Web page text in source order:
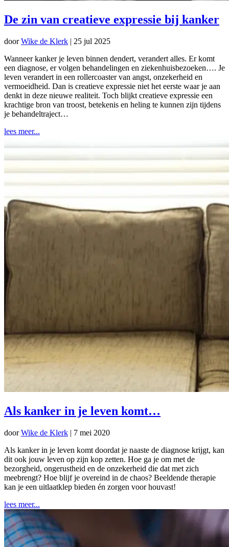
De zin van creatieve expressie bij kanker
doorWike de Klerk | 25 jul 2025
Wanneer kanker je leven binnen dendert, verandert alles. Er komt
een diagnose, er volgen behandelingen en ziekenhuisbezoeken…. Je
leven verandert in een rollercoaster van angst, onzekerheid en
vermoeidheid. Dan is creatieve expressie niet het eerste waar je aan
denkt in deze nieuwe realiteit. Toch blijkt creatieve expressie een
krachtige bron van troost, betekenis en heling te kunnen zijn tijdens
je behandeltraject…
lees meer...
Als kanker in je leven komt…
doorWike de Klerk | 7 mei 2020
Als kanker in je leven komt doordat je naaste de diagnose krijgt, kan
dit ook jouw leven op zijn kop zetten. Hoe ga je om met de
bezorgheid, ongerustheid en de onzekerheid die dat met zich
meebrengt? Hoe blijf je overeind in de chaos? Beeldende therapie
kan je een uitlaatklep bieden én zorgen voor houvast!
lees meer...